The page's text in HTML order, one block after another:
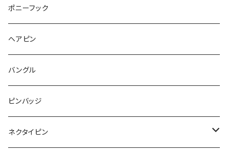
こいのぼり
マーブル
マーブル
食品
ハムスター
レッサーパンダ
ブタ
雲
月
惑星
星
唐津土
lip
フルーツ
くま
コアラ
フルーツ
さくらんぼ
レモン
てんとう虫
野菜
雲
月
カメラ
リボン
ラリエット
モザイク
ハート
フルーツ
パン
ガラス
リボン
マーブル
ポニーフック
ヘアピン
バングル
ピンバッジ
ネクタイピン